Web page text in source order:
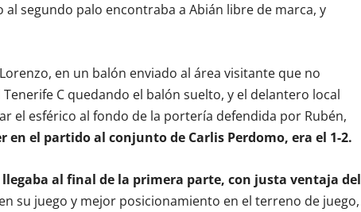
segundo palo encontraba a Abián libre de marca, y
en un balón enviado al área visitante que no
C quedando el balón suelto, y el delantero local
el esférico al fondo de la portería defendida por Rubén,
en el partido al conjunto de Carlis Perdomo, era el 1-2.
llegaba al final de la primera parte, con justa ventaja del
su juego y mejor posicionamiento en el terreno de juego,